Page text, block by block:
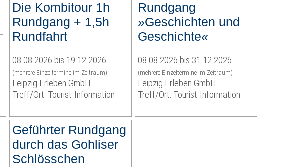
Die Kombitour 1h
Rundgang + 1,5h
Rundfahrt
08.08.2026 bis 19.12.2026
(mehrere Einzeltermine im Zeitraum)
Leipzig Erleben GmbH
Treff/Ort: Tourist-Information
Rundgang
»Geschichten und
Geschichte«
08.08.2026 bis 31.12.2026
(mehrere Einzeltermine im Zeitraum)
Leipzig Erleben GmbH
Treff/Ort: Tourist-Information
Geführter Rundgang
durch das Gohliser
Schlösschen